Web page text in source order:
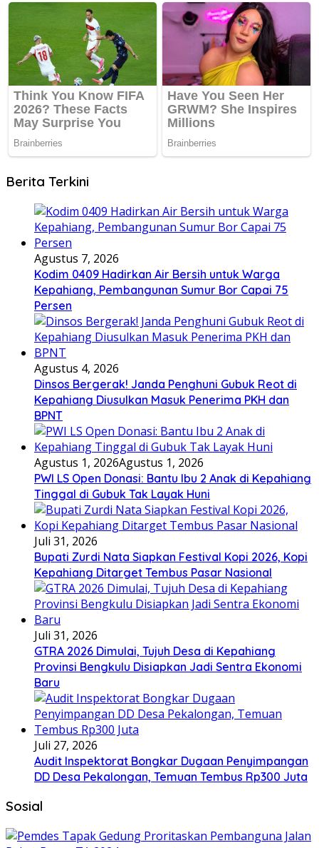
Berita Terkini
Agustus 7, 2026
Kodim 0409 Hadirkan Air Bersih untuk Warga
Kepahiang, Pembangunan Sumur Bor Capai 75
Persen
Agustus 4, 2026
Dinsos Bergerak! Janda Penghuni Gubuk Reot di
Kepahiang Diusulkan Masuk Penerima PKH dan
BPNT
Agustus 1, 2026Agustus 1, 2026
PWI LS Open Donasi: Bantu Ibu 2 Anak di Kepahiang
Tinggal di Gubuk Tak Layak Huni
Juli 31, 2026
Bupati Zurdi Nata Siapkan Festival Kopi 2026, Kopi
Kepahiang Ditarget Tembus Pasar Nasional
Juli 31, 2026
GTRA 2026 Dimulai, Tujuh Desa di Kepahiang
Provinsi Bengkulu Disiapkan Jadi Sentra Ekonomi
Baru
Juli 27, 2026
Audit Inspektorat Bongkar Dugaan Penyimpangan
DD Desa Pekalongan, Temuan Tembus Rp300 Juta
Sosial